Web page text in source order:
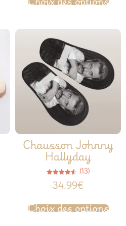
Chausson Johnny
Hallyday
4.54
sur 5
(13)
34.99€
Choix des options